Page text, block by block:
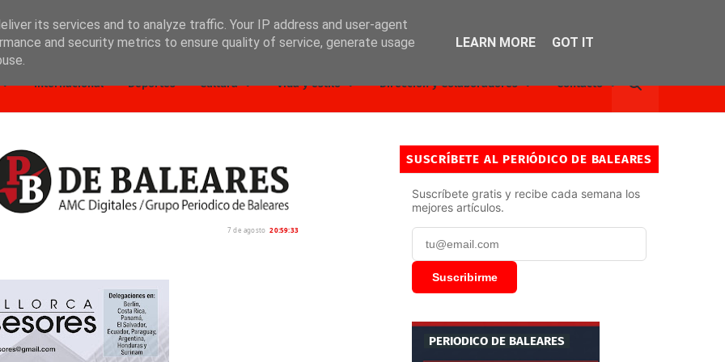
Internacional Deportes Cultura Vida y estilo Dirección y Colaboradores Contacto
7 de agosto 20:59:35
SUSCRÍBETE AL PERIÓDICO DE BALEARES
Suscríbete gratis y recibe cada semana los
mejores artículos.
Suscribirme
PERIODICO DE BALEARES
its services and to analyze traffic. Your IP address and user-agent
and security metrics to ensure quality of service, generate usage
LEARN MORE GOT IT